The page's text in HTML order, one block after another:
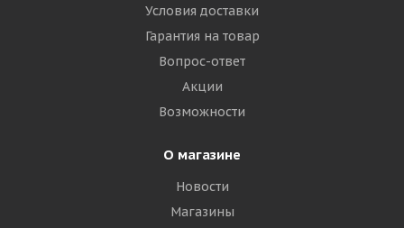
Условия доставки
Гарантия на товар
Вопрос-ответ
Акции
Возможности
О магазине
Новости
Магазины